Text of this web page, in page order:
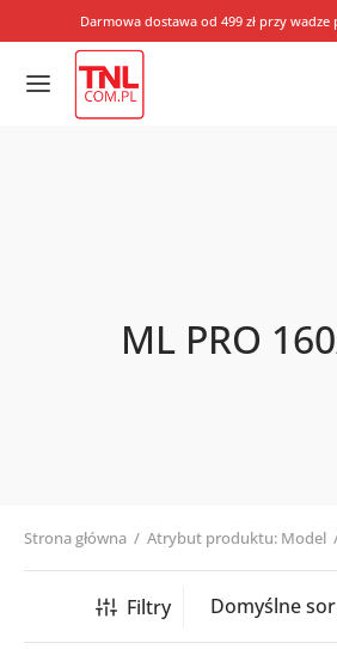
Darmowa dostawa od 499 zł przy wadze
ML PRO
Strona główna / Atrybut produktu: Model
Filtry